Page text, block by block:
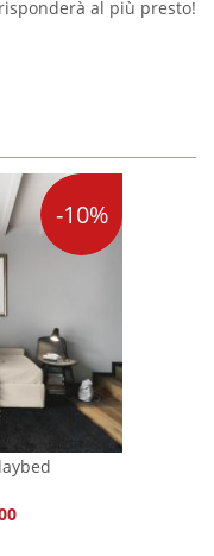
al più presto!
-10%